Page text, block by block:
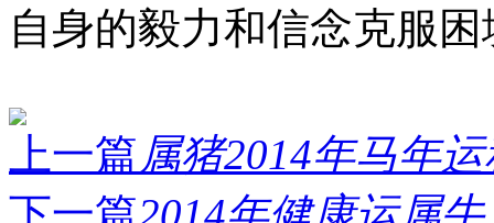
自身的毅力和信念克服
上一篇属猪2014年马年